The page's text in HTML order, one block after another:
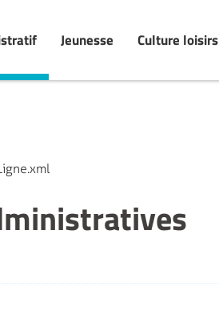
Jeunesse Culture loisirs